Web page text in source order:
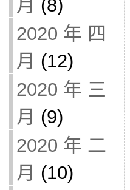
月 (8)
2020 年 四
月 (12)
2020 年 三
月 (9)
2020 年 二
月 (10)